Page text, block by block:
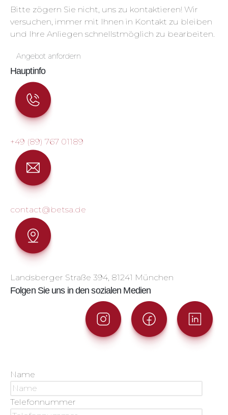
Bitte zögern Sie nicht, uns zu kontaktieren! Wir
versuchen, immer mit Ihnen in Kontakt zu bleiben
und Ihre Anliegen schnellstmöglich zu bearbeiten.
Angebot anfordern
Hauptinfo
+49 (89) 767 01189
contact@betsa.de
Landsberger Straße 394, 81241 München
Folgen Sie uns in den sozialen Medien
Name
Telefonnummer